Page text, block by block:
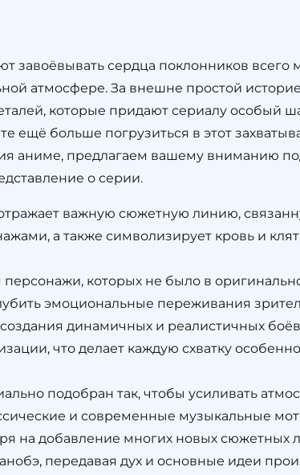
сердца поклонников всего
атмосфере. За внешне простой
которые придают сериалу особый
ещё больше погрузиться в этот
аниме, предлагаем вашему вниманию
о серии.
важную сюжетную линию,
а также символизирует кровь и
которых не было в
эмоциональные переживания
динамичных и реалистичных боёв
что делает каждую схватку
подобран так, чтобы усиливать
и современные музыкальные
на добавление многих новых сюжетных
передавая дух и основные идеи